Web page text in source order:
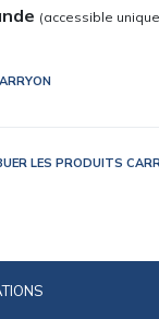
(accessible
LES PRODUITS